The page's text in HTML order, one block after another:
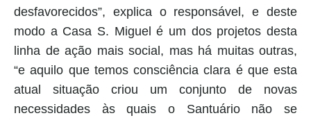
desfavorecidos”, explica o responsável, e deste
modo a Casa S. Miguel é um dos projetos desta
linha de ação mais social, mas há muitas outras,
“e aquilo que temos consciência clara é que esta
atual situação criou um conjunto de novas
necessidades às quais o Santuário não se